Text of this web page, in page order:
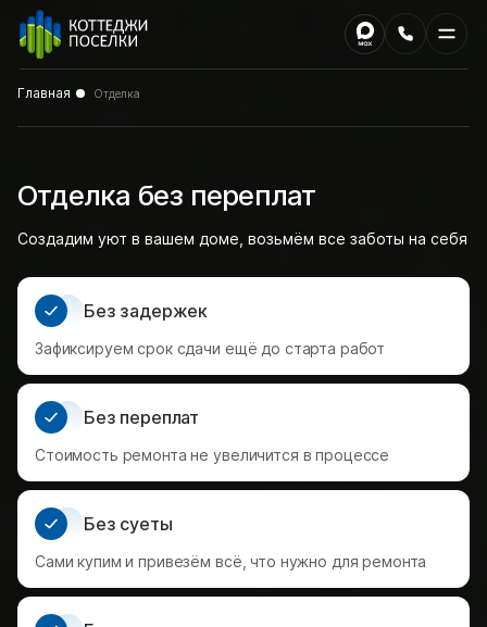
Главная Отделка
Отделка без переплат
Создадим уют в вашем доме, возьмём все заботы на себя
Без задержек
Зафиксируем срок сдачи ещё до старта работ
Без переплат
Стоимость ремонта не увеличится в процессе
Без суеты
Сами купим и привезём всё, что нужно для ремонта